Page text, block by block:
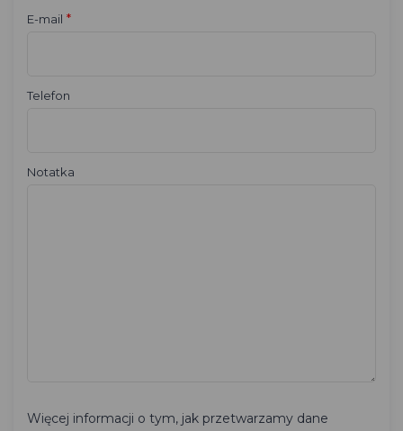
E-mail *
Telefon
Notatka
Więcej informacji o tym, jak przetwarzamy dane